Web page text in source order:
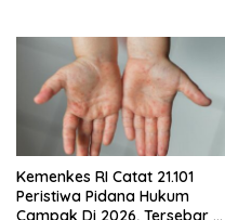
Kemenkes RI Catat 21.101
Peristiwa Pidana Hukum